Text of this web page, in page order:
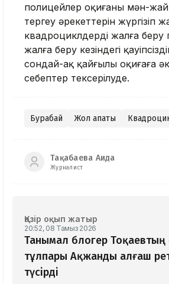
полицейлер оқиғаның мән-
тергеу әрекеттерін жүргізіп
квадроциклдерді жалға беру
жалға беру кезіндегі
сондай-ақ қайғылы оқиғаға
себептер тексерілуде.
Бурабай Жол апаты
Тақабаева Аида
Журналист
Қазір оқып жатыр
20:52, 08 Тамыз 2026
Танымал блогер Тоқаевтың
тұлпары Ақжанды алғаш
түсірді